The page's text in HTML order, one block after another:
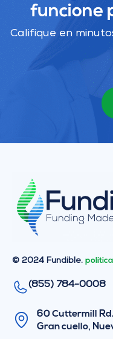
funcione
Califique en
© 2024 Fundible.
(855) 784-0008
60 Cuttermill
Gran cuello,